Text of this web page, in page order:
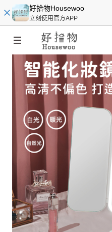
好拾物Housewoo
立刻使用官方APP